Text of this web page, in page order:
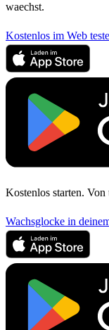
waechst.
Kostenlos im Web
Kostenlos starten.
Wachsglocke in